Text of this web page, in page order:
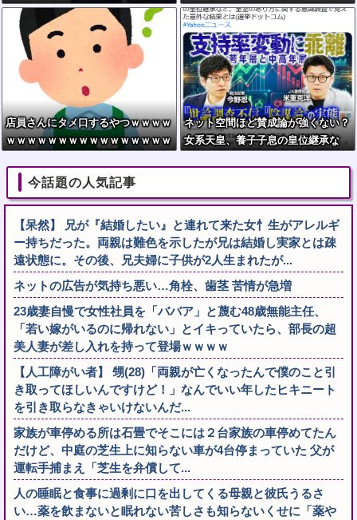
で欲求が満たされた」総額43億円
店員さんにタメ口するやつｗｗｗｗ
ｗｗｗｗｗｗｗｗｗｗｗｗｗｗｗｗ
ネット空間ほど賛成論が強くない？
女系天皇、養子子息の皇位継承な
今話題の人気記事
【呆然】 兄が『結婚したい』と連れて来た女忄生がアレルギ
ー持ちだった。両親は難色を示したが兄は結婚し実家とは疎
遠状態に。その後、兄夫婦に子供が2人生まれたが...
ネットの広告が気持ち悪い…角栓、歯茎 苦情が急増
23歳妻自慢で女性社員を「ババア」と蔑む48歳無能主任、
「若い嫁がいるのに帰れない」とイキっていたら、部長の超
美人妻が差し入れを持って登場ｗｗｗｗ
【人工障がい者】 甥(28)「両親が亡くなったんで僕のこと引
き取ってほしいんですけど！」なんでいい年したヒキニート
を引き取らなきゃいけないんだ...
家族が車停める所は石畳でそこには２台家族の車停めてたん
だけど、中庭の芝生上に知らない車が4台停まっていた 父が
運転手捕まえ「芝生を弁償して...
人の睡眠と食事に過剰に口を出してくる母親と彼氏うるさ
い…薬を飲まないと眠れない苦しさも知らないくせに「薬や